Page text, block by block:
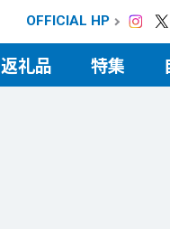
OFFICIAL HP
返礼品 特集